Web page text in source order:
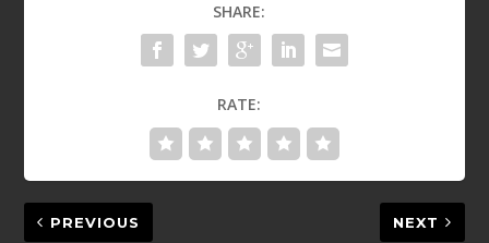
SHARE:
RATE:
PREVIOUS NEXT